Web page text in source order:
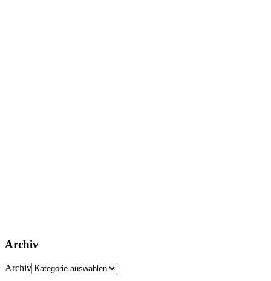
Archiv
Archiv